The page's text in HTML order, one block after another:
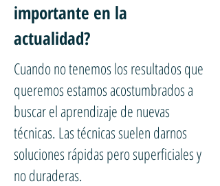
importante en la
actualidad?
Cuando no tenemos los resultados que
queremos estamos acostumbrados a
buscar el aprendizaje de nuevas
técnicas. Las técnicas suelen darnos
soluciones rápidas pero superficiales y
no duraderas.